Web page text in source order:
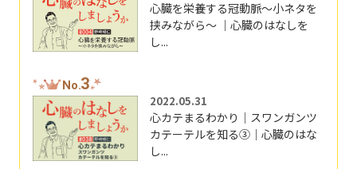
心臓を栄養する冠動脈～小ネタを
挟みながら～ ｜心臓のはなしを
し...
No.3
2022.05.31
心カテまるわかり｜スワンガンツ
カテーテルを知る③｜心臓のはな
し...